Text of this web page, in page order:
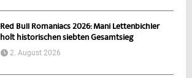
Red Bull Romaniacs 2026: Mani Lettenbichler
holt historischen siebten Gesamtsieg
2. August 2026